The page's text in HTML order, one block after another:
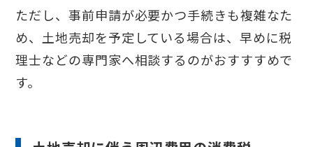
ただし、事前申請が必要かつ手続きも複雑なた
め、土地売却を予定している場合は、早めに税
理士などの専門家へ相談するのがおすすすめで
す。